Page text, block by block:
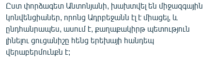
Ըստ փորձագետ Անտոնյանի, խախտվել են միջազգային
կոնվենցիաներ, որոնց Ադրբեջանն էլ է միացել, և
ընդհանրապես, ասում է, քաղաքակիրթ պետություն
լինելու ցուցանիշը հենց երեխայի հանդեպ
վերաբերմունքն է;